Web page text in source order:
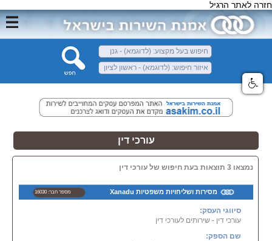
חזרה לאתר הרגיל
עורכי דין
נמצאו 3 תוצאות בעת חיפוש של עורכי דין
מסירות ושליחויות משפטיות Xanadu מספר חבר: 16030
סיווגי העסק:
עורכי דין - שירותים לעורכי דין
שם הספק: